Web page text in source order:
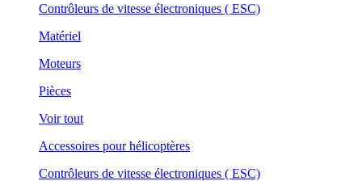
Contrôleurs de vitesse électroniques ( ESC)
Matériel
Moteurs
Pièces
Voir tout
Accessoires pour hélicoptères
Contrôleurs de vitesse électroniques ( ESC)